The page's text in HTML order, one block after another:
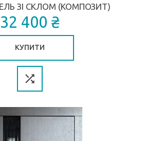
ЗІ СКЛОМ (КОМПОЗИТ)
32 400 ₴
КУПИТИ